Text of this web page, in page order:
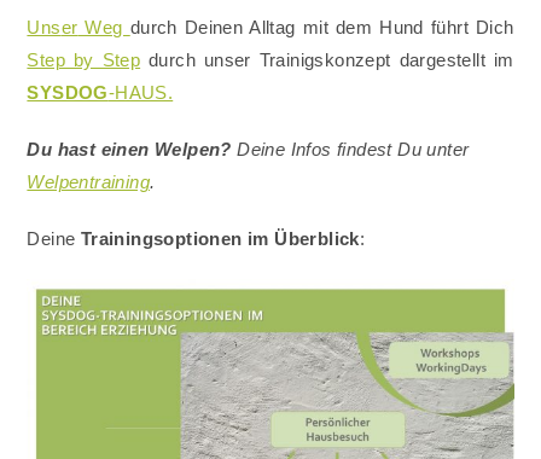
Unser Weg durch Deinen Alltag mit dem Hund führt Dich
Step by Step durch unser Trainigskonzept dargestellt im
SYSDOG-HAUS.
Du hast einen Welpen?Deine Infos findest Du unter
Welpentraining.
Deine Trainingsoptionen im Überblick: